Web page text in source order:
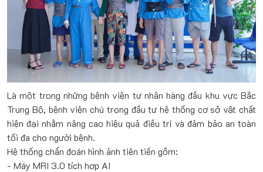
Là một trong những bệnh viện tư nhân hàng đầu khu vực Bắc
Trung Bộ, bệnh viện chú trọng đầu tư hệ thống cơ sở vật chất
hiện đại nhằm nâng cao hiệu quả điều trị và đảm bảo an toàn
tối đa cho người bệnh.
Hệ thống chẩn đoán hình ảnh tiên tiến gồm:
- Máy MRI 3.0 tích hợp AI